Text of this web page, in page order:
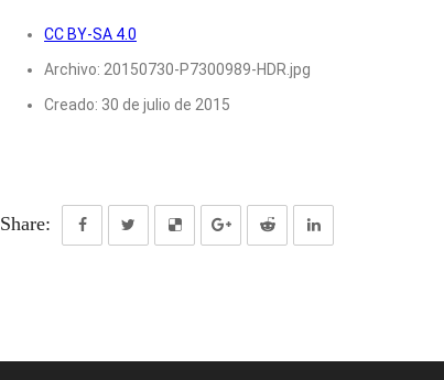
CC BY-SA 4.0
Archivo: 20150730-P7300989-HDR.jpg
Creado: 30 de julio de 2015
Share: